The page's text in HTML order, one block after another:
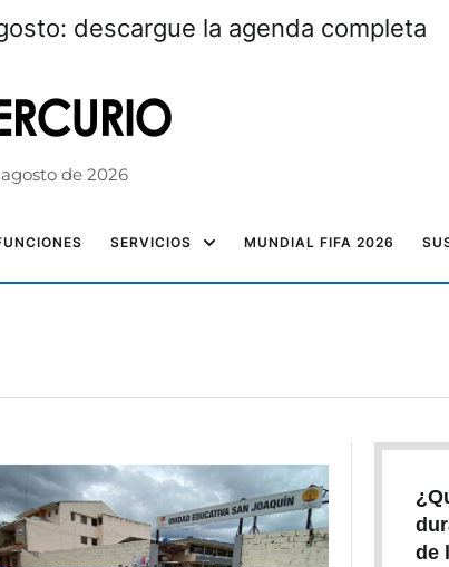
descargue la agenda completa
de 2026
SERVICIOS MUNDIAL FIFA 2026
de